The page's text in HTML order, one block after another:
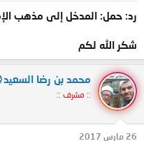
رد: حمل: المدخل إلى مذهب
شكر الله لكم
محمد بن رضا السعيد
:: مشرف ::
26 مارس 2017